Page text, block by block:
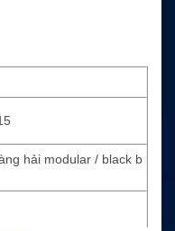
hải modular / black b